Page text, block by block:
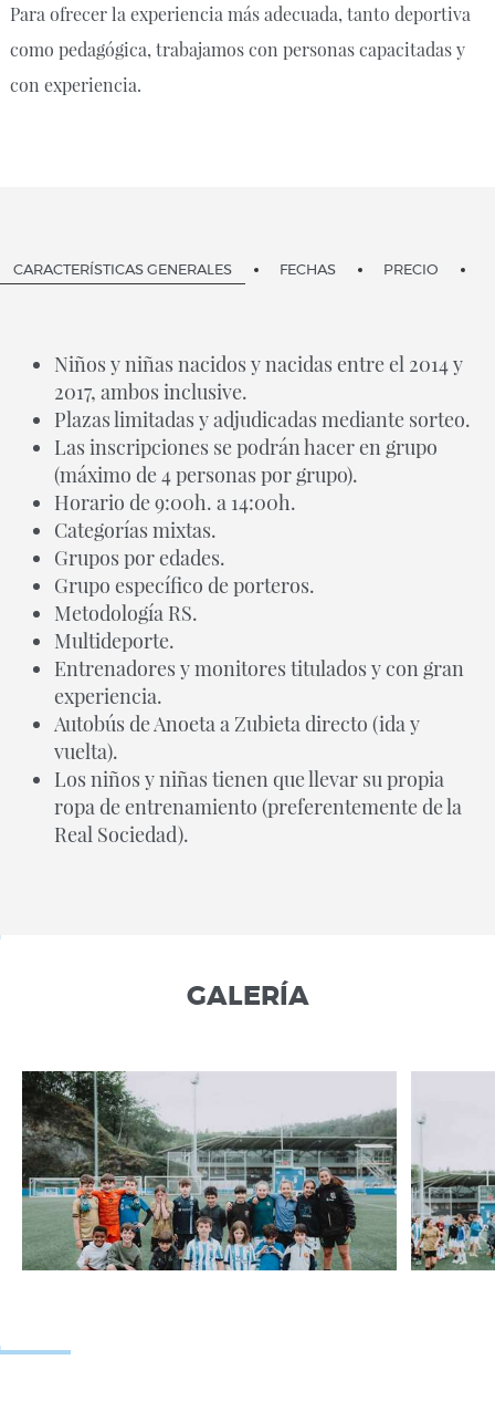
Para ofrecer la experiencia más adecuada, tanto deportiva
como pedagógica, trabajamos con personas capacitadas y
con experiencia.
CARACTERÍSTICAS GENERALES FECHAS PRECIO
Niños y niñas nacidos y nacidas entre el 2014 y
2017, ambos inclusive.
Plazas limitadas y adjudicadas mediante sorteo.
Las inscripciones se podrán hacer en grupo
(máximo de 4 personas por grupo).
Horario de 9:00h. a 14:00h.
Categorías mixtas.
Grupos por edades.
Grupo específico de porteros.
Metodología RS.
Multideporte.
Entrenadores y monitores titulados y con gran
experiencia.
Autobús de Anoeta a Zubieta directo (ida y
vuelta).
Los niños y niñas tienen que llevar su propia
ropa de entrenamiento (preferentemente de la
Real Sociedad).
GALERÍA